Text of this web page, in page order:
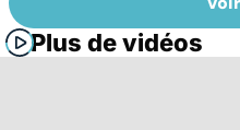
Plus de vidéos